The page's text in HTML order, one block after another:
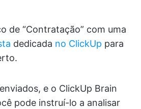
de “Contratação” com uma
dedicada no ClickUp para
e o ClickUp Brain
pode instruí-lo a analisar